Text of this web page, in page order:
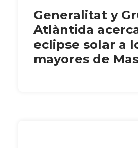
Generalitat y
Atlàntida
eclipse solar a
mayores de